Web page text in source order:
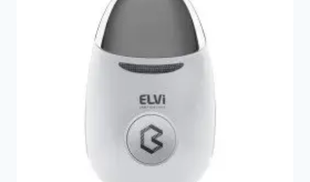
RAMBUT
SEHAT,
KUAT,
INDAH,
KETOMBE